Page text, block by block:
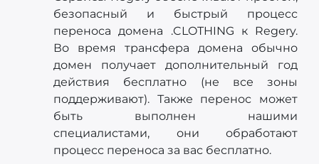
безопасный и быстрый процесс
переноса домена .CLOTHING к Regery.
Во время трансфера домена обычно
домен получает дополнительный год
действия бесплатно (не все зоны
поддерживают). Также перенос может
быть выполнен нашими
специалистами, они обработают
процесс переноса за вас бесплатно.